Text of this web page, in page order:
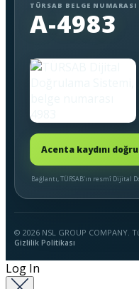
TÜRSAB BELGE NUMARASI
A-4983
Acenta kaydını
Bağlantı, TÜRSAB’ın resmî
© 2026 NSL GROUP COMPANY.
Gizlilik Politikası
Log In